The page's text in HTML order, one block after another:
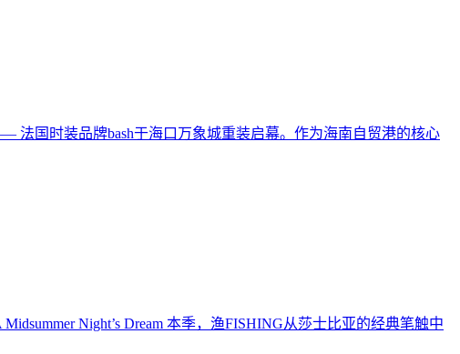
法国时装品牌bash于海口万象城重装启幕。作为海南自贸港的核心
Night’s Dream 本季，渔FISHING从莎士比亚的经典笔触中